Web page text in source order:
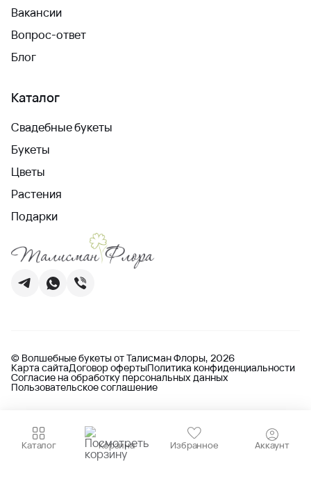
Каталог Корзина Избранное Аккаунт
Вакансии
Вопрос-ответ
Блог
Каталог
Свадебные букеты
Букеты
Цветы
Растения
Подарки
© Волшебные букеты от Талисман Флоры, 2026
Карта сайтаДоговор офертыПолитика конфиденциальности
Согласие на обработку персональных данных
Пользовательское соглашение